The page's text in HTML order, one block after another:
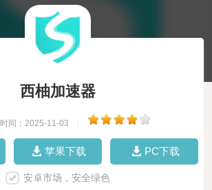
西柚加速器
时间：2025-11-03
苹果下载 PC下载
安卓市场，安全绿色